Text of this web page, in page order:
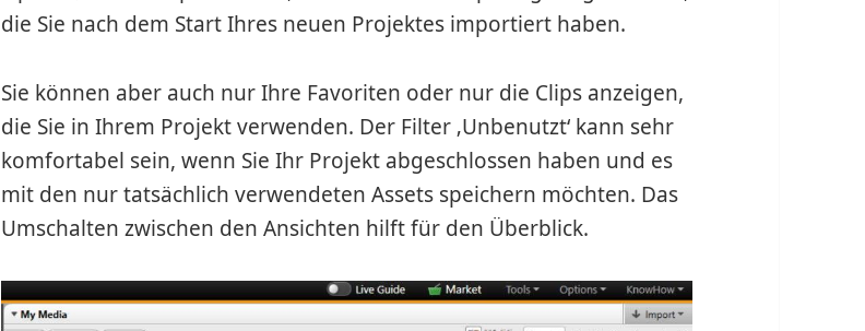
die Sie nach dem Start Ihres neuen Projektes importiert haben.
Sie können aber auch nur Ihre Favoriten oder nur die Clips anzeigen,
die Sie in Ihrem Projekt verwenden. Der Filter ‚Unbenutzt‘ kann sehr
komfortabel sein, wenn Sie Ihr Projekt abgeschlossen haben und es
mit den nur tatsächlich verwendeten Assets speichern möchten. Das
Umschalten zwischen den Ansichten hilft für den Überblick.